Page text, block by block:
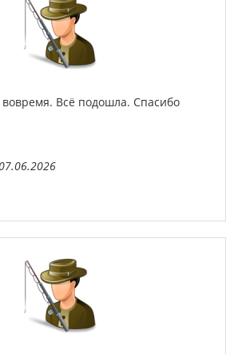
вовремя. Всё подошла. Спасибо